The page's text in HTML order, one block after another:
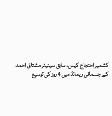
کشمیر احتجاج کیس، سابق سینیٹر مشتاق احمد
کے جسمانی ریمانڈ میں 4 روز کی توسیع